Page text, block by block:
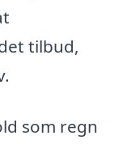
tilbud,
som regn